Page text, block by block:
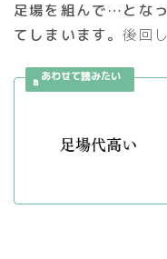
足場を組んで…とな
てしまいます。後回